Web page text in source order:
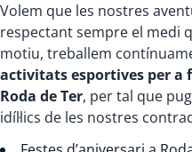
Volem que les nostres
respectant sempre el medi
motiu, treballem
activitats esportives per a
Roda de Ter, per tal que
idíl·lics de les nostres